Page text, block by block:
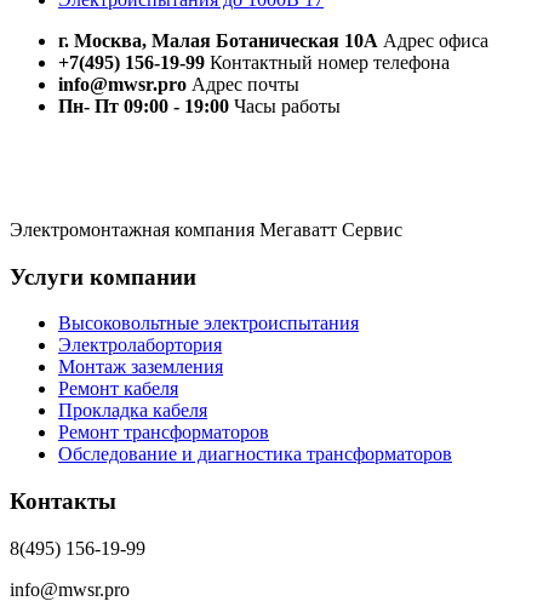
г. Москва, Малая Ботаническая 10А Адрес офиса
+7(495) 156-19-99 Контактный номер телефона
info@mwsr.pro Адрес почты
Пн- Пт 09:00 - 19:00 Часы работы
Электромонтажная компания Мегаватт Сервис
Услуги компании
Высоковольтные электроиспытания
Электролабортория
Монтаж заземления
Ремонт кабеля
Прокладка кабеля
Ремонт трансформаторов
Обследование и диагностика трансформаторов
Контакты
8(495) 156-19-99
info@mwsr.pro